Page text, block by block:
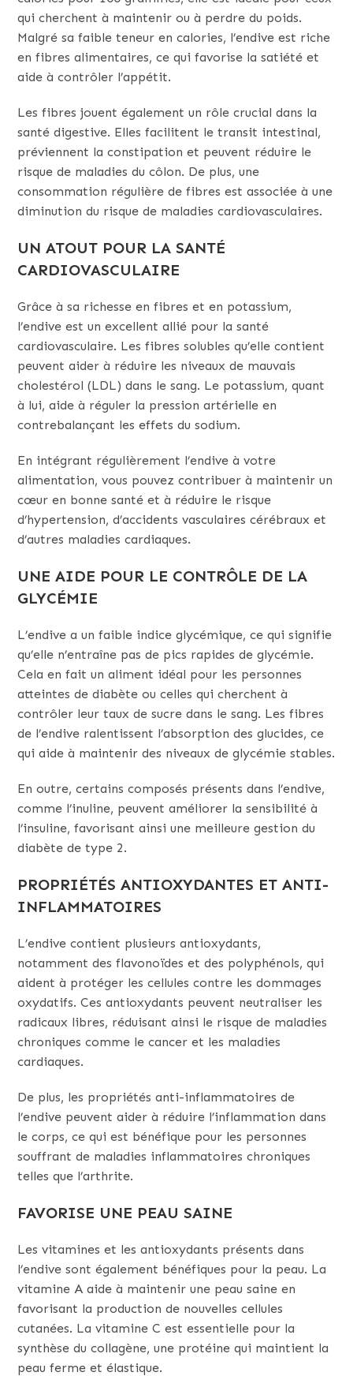
qui cherchent à maintenir ou à perdre du poids.
Malgré sa faible teneur en calories, l’endive est riche
en fibres alimentaires, ce qui favorise la satiété et
aide à contrôler l’appétit.
Les fibres jouent également un rôle crucial dans la
santé digestive. Elles facilitent le transit intestinal,
préviennent la constipation et peuvent réduire le
risque de maladies du côlon. De plus, une
consommation régulière de fibres est associée à une
diminution du risque de maladies cardiovasculaires.
UN ATOUT POUR LA SANTÉ
CARDIOVASCULAIRE
Grâce à sa richesse en fibres et en potassium,
l’endive est un excellent allié pour la santé
cardiovasculaire. Les fibres solubles qu’elle contient
peuvent aider à réduire les niveaux de mauvais
cholestérol (LDL) dans le sang. Le potassium, quant
à lui, aide à réguler la pression artérielle en
contrebalançant les effets du sodium.
En intégrant régulièrement l’endive à votre
alimentation, vous pouvez contribuer à maintenir un
cœur en bonne santé et à réduire le risque
d’hypertension, d’accidents vasculaires cérébraux et
d’autres maladies cardiaques.
UNE AIDE POUR LE CONTRÔLE DE LA
GLYCÉMIE
L’endive a un faible indice glycémique, ce qui signifie
qu’elle n’entraîne pas de pics rapides de glycémie.
Cela en fait un aliment idéal pour les personnes
atteintes de diabète ou celles qui cherchent à
contrôler leur taux de sucre dans le sang. Les fibres
de l’endive ralentissent l’absorption des glucides, ce
qui aide à maintenir des niveaux de glycémie stables.
En outre, certains composés présents dans l’endive,
comme l’inuline, peuvent améliorer la sensibilité à
l’insuline, favorisant ainsi une meilleure gestion du
diabète de type 2.
PROPRIÉTÉS ANTIOXYDANTES ET ANTI-
INFLAMMATOIRES
L’endive contient plusieurs antioxydants,
notamment des flavonoïdes et des polyphénols, qui
aident à protéger les cellules contre les dommages
oxydatifs. Ces antioxydants peuvent neutraliser les
radicaux libres, réduisant ainsi le risque de maladies
chroniques comme le cancer et les maladies
cardiaques.
De plus, les propriétés anti-inflammatoires de
l’endive peuvent aider à réduire l’inflammation dans
le corps, ce qui est bénéfique pour les personnes
souffrant de maladies inflammatoires chroniques
telles que l’arthrite.
FAVORISE UNE PEAU SAINE
Les vitamines et les antioxydants présents dans
l’endive sont également bénéfiques pour la peau. La
vitamine A aide à maintenir une peau saine en
favorisant la production de nouvelles cellules
cutanées. La vitamine C est essentielle pour la
synthèse du collagène, une protéine qui maintient la
peau ferme et élastique.